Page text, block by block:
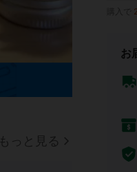
もっと見る
2
お